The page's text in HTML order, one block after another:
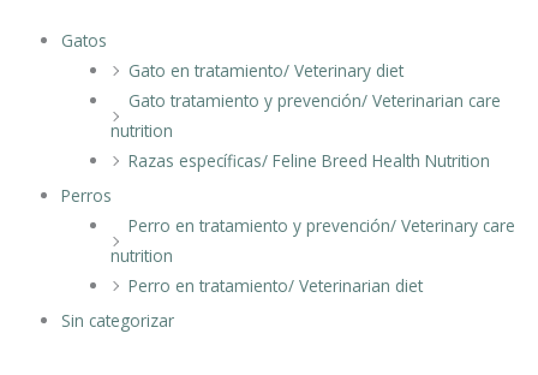
Gatos
Gato en tratamiento/ Veterinary diet
Gato tratamiento y prevención/ Veterinarian care
nutrition
Razas específicas/ Feline Breed Health Nutrition
Perros
Perro en tratamiento y prevención/ Veterinary care
nutrition
Perro en tratamiento/ Veterinarian diet
Sin categorizar